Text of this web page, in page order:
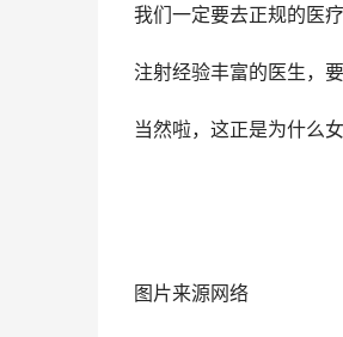
我们一定要去正规的医
注射经验丰富的医生，
当然啦，这正是为什么